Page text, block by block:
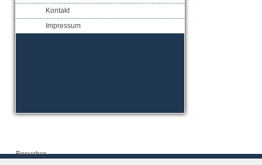
Kontakt
Impressum
Besucher